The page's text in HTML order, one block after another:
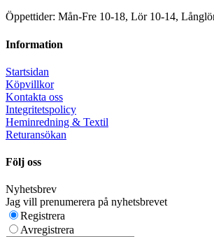
Öppettider: Mån-Fre 10-18, Lör 10-14,
Information
Startsidan
Köpvillkor
Kontakta oss
Integritetspolicy
Heminredning & Textil
Returansökan
Följ oss
Nyhetsbrev
Jag vill prenumerera på nyhetsbrevet
Registrera
Avregistrera